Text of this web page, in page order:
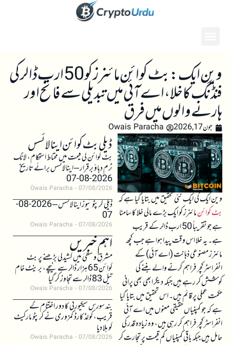
وین ایک: بٹ کوائن مائنرز کو 50 ارب ڈالر کی
فنڈنگ کا خلا، اے آئی میں تبدیلی سے فاتح اور
ہارنے والوں میں فرق
جون 17, 2026 Owais Paracha
وین ایک کی ایک نئی تحقیق میں بتایا گیا ہے کہ
بٹ کوائنمائنرز کو ایک بڑے مالی خلا کا سامنا
ہے جو تقریباً 50 ارب ڈالر کے قریب
ہے۔ یہ خلا اس وقت پیدا ہوا ہے جب کچھ
مائنرز مصنوعی ذہانت (اے آئی) کے
انفراسٹرکچر فراہم کرنے والے بننے کی
کوشش کر رہے ہیں جبکہ دیگر ابھی بھی پرانی
حکمت عملی پر قائم ہیں۔ اس تحقیق میں بتایا گیا
ہے کہ جو کمپنیاں حقیقی معنوں میں اے آئی
انفراسٹرکچر فراہم کر رہی ہیں، وہ زیادہ قدر کی
حامل ہیں جبکہ باقی کمپنیاں کم قیمت پر تجارت کر
ڈیلی بٹ کوائن اینالائسس
بٹ کوائن کی قیمت میں محتاط استحکام، لانگ
ٹرم دباؤ برقرار – اینالائسس برائے تاریخ
2026-08-07
Owais Paracha 07/08/2026
ڈیلی کرپٹو نیوز اینالائسس – 2026-08-
07
Owais Paracha 07/08/2026
اہم خبریں
مشرقِ وسطیٰ میں کشیدگی بڑھنے پر بٹ
کوائن 65 ہزار ڈالر سے نیچے، برینٹ خام
تیل 83 ڈالر سے تجاوز کر گیا
Owais Paracha 07/08/2026
بند سورس سیکیورٹی کا دور اختتام کے
قریب، کولڈ کارڈ کمزوری نے کرپٹو مارکیٹ
کو ہلا دیا
Owais Paracha 07/08/2026